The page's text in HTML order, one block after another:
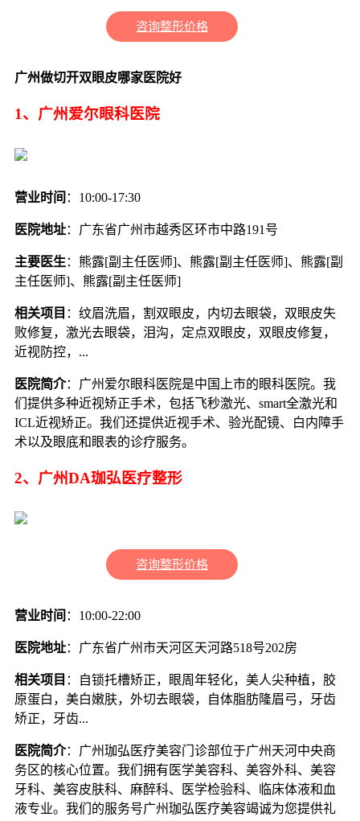
咨询整形价格
广州做切开双眼皮哪家医院好
1、广州爱尔眼科医院
营业时间 ：10:00-17:30
医院地址：广东省广州市越秀区环市中路191号
主要医生 ：熊露[副主任医师]、熊露[副主任医师]、熊露[副
主任医师]、熊露[副主任医师]
相关项目 ：纹眉洗眉，割双眼皮，内切去眼袋，双眼皮失
败修复，激光去眼袋，泪沟，定点双眼皮，双眼皮修复，
近视防控，...
医院简介：广州爱尔眼科医院是中国上市的眼科医院。我
们提供多种近视矫正手术，包括飞秒激光、smart全激光和
ICL近视矫正。我们还提供近视手术、验光配镜、白内障手
术以及眼底和眼表的诊疗服务。
2、广州DA珈弘医疗整形
咨询整形价格
营业时间 ：10:00-22:00
医院地址：广东省广州市天河区天河路518号202房
相关项目 ：自锁托槽矫正，眼周年轻化，美人尖种植，胶
原蛋白，美白嫩肤，外切去眼袋，自体脂肪隆眉弓，牙齿
矫正，牙齿...
医院简介：广州珈弘医疗美容门诊部位于广州天河中央商
务区的核心位置。我们拥有医学美容科、美容外科、美容
牙科、美容皮肤科、麻醉科、医学检验科、临床体液和血
液专业。我们的服务号广州珈弘医疗美容竭诚为您提供礼